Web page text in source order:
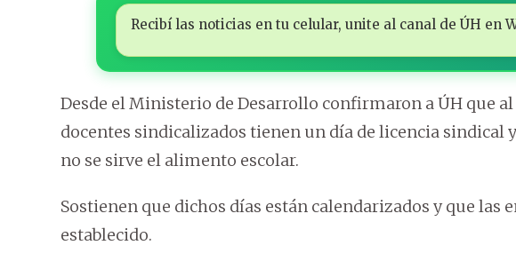
Recibí las noticias en tu celular, unite al canal de ÚH en
Desde el Ministerio de Desarrollo confirmaron a ÚH que
docentes sindicalizados tienen un día de licencia sindical
no se sirve el alimento escolar.
Sostienen que dichos días están calendarizados y que las
establecido.